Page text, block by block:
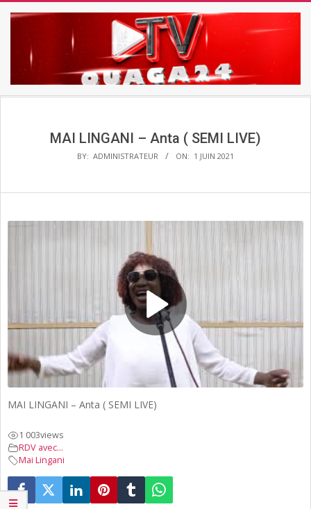
Skip
TV
OUAGA24
MAI LINGANI – Anta ( SEMI LIVE)
BY: ADMINISTRATEUR ON: 1 JUIN 2021
MAI LINGANI – Anta ( SEMI LIVE)
1 003views
RDV avec...
Mai Lingani